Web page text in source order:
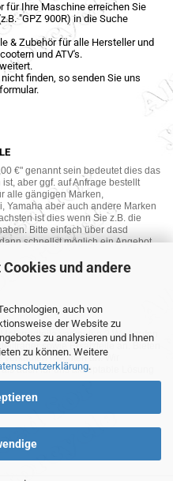
und andere
auch von
der Website zu
zu analysieren und Ihnen
zu können. Weitere
.
für Ihre Maschine erreichen Sie
"GPZ 900R) in die Suche
& Zubehör für alle Hersteller und
und ATV's.
finden, so senden Sie uns
€" genannt sein bedeutet dies das
aber ggf. auf Anfrage bestellt
alle gängigen Marken,
Yamaha aber auch andere Marken
ist dies wenn Sie z.B. die
Bitte einfach über dasd
schnellst möglich ein Angebot
verkaufen ? Wir kaufen
sowie Ersatzteile an. Bieten
möchten an. Wir
auch für uns akzeptable Lösung